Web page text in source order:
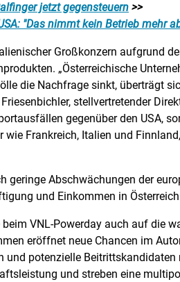
jetzt gegensteuern >>
"Das nimmt kein Betrieb mehr
Großkonzern aufgrund
„Österreichische
die Nachfrage sinkt, überträgt
stellvertretender
gegenüber den USA,
Frankreich, Italien und
geringe Abschwächungen der
und Einkommen in
VNL-Powerday auch auf die
eröffnet neue Chancen im
und potenzielle
und streben eine